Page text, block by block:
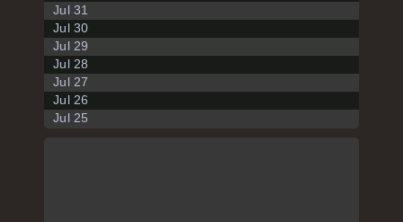
Jul 31
Jul 30
Jul 29
Jul 28
Jul 27
Jul 26
Jul 25